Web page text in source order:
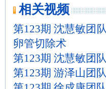
相关视频
第123期 沈慧敏团
卵管切除术
第123期 沈慧敏团
第123期 游泽山团